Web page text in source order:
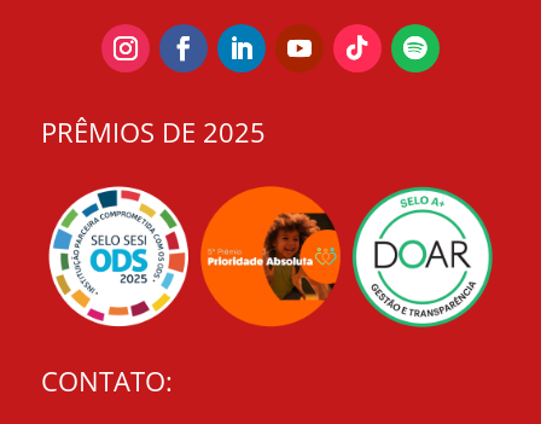
PRÊMIOS DE 2025
CONTATO: